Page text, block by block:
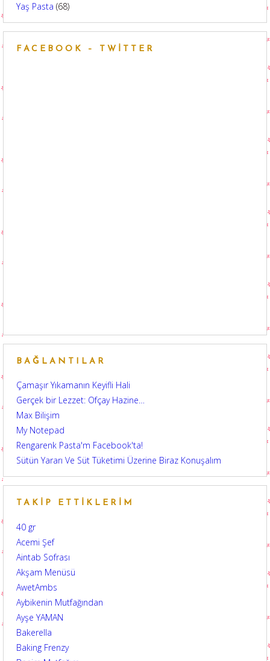
Yaş Pasta (68)
FACEBOOK – TWITTER
BAĞLANTILAR
Çamaşır Yıkamanın Keyifli Hali
Gerçek bir Lezzet: Ofçay Hazine…
Max Bilişim
My Notepad
Rengarenk Pasta'm Facebook'ta!
Sütün Yararı Ve Süt Tüketimi Üzerine Biraz Konuşalım
TAKIP ETTIKLERIM
40 gr
Acemi Şef
Aintab Sofrası
Akşam Menüsü
AwetAmbs
Aybikenin Mutfağından
Ayşe YAMAN
Bakerella
Baking Frenzy